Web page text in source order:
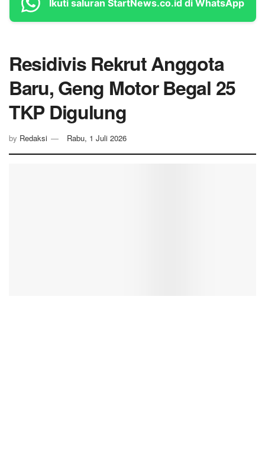
Ikuti saluran StartNews.co.id di WhatsApp
Residivis Rekrut Anggota
Baru, Geng Motor Begal 25
TKP Digulung
by Redaksi Rabu, 1 Juli 2026